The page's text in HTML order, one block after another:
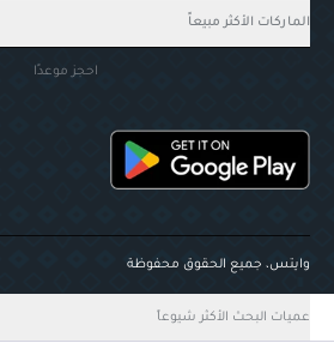
الماركات الأكثر مبيعاً
احجز موعدًا
وايتس، جميع الحقوق محفوظة
عميات البحث الأكثر شيوعاً